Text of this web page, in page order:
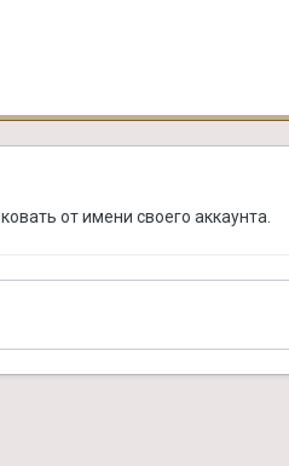
от имени своего аккаунта.